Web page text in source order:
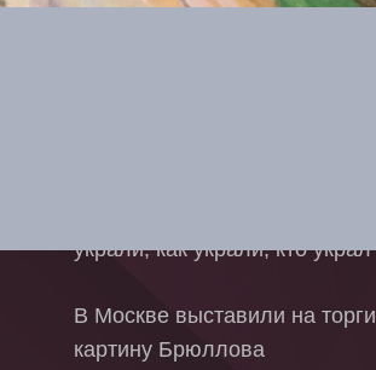
украли, как украли, кто украл
В Москве выставили на торги
картину Брюллова